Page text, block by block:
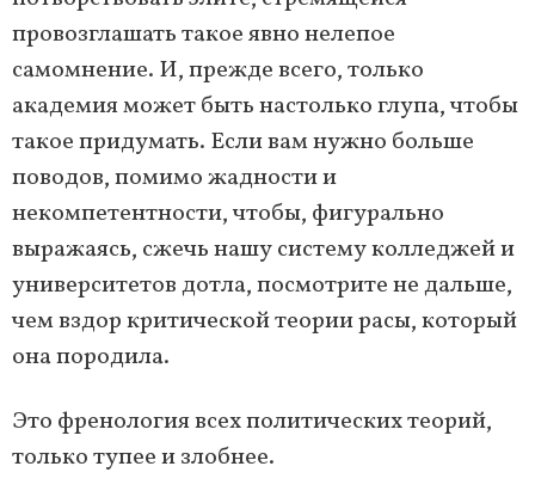
провозглашать такое явно нелепое
самомнение. И, прежде всего, только
академия может быть настолько глупа, чтобы
такое придумать. Если вам нужно больше
поводов, помимо жадности и
некомпетентности, чтобы, фигурально
выражаясь, сжечь нашу систему колледжей и
университетов дотла, посмотрите не дальше,
чем вздор критической теории расы, который
она породила.
Это френология всех политических теорий,
только тупее и злобнее.